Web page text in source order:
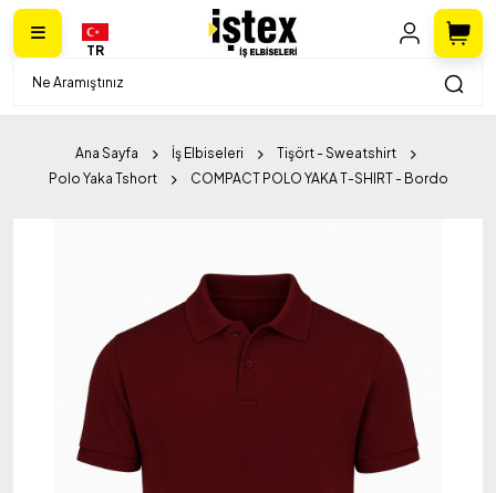
TR
Ana Sayfa İş Elbiseleri
Tişört - Sweatshirt
Polo Yaka Tshort
COMPACT POLO YAKA T-SHIRT - Bordo